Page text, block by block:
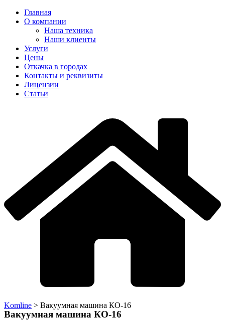
Главная
О компании
Наша техника
Наши клиенты
Услуги
Цены
Откачка в городах
Контакты и реквизиты
Лицензии
Статьи
Komline > Вакуумная машина КО-16
Вакуумная машина КО-16